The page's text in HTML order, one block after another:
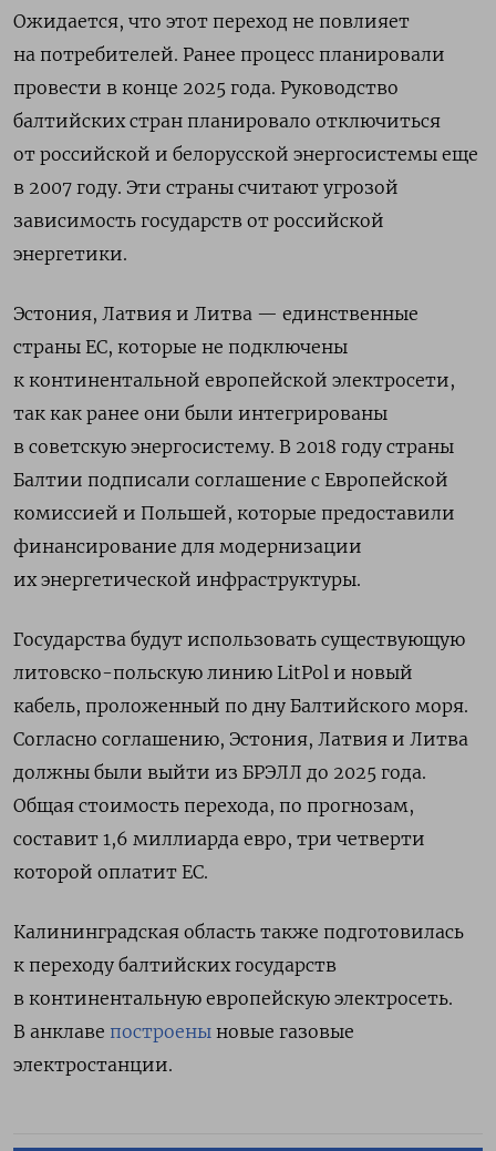
Ожидается, что этот переход не повлияет
на потребителей. Ранее процесс планировали
провести в конце 2025 года. Руководство
балтийских стран планировало отключиться
от российской и белорусской энергосистемы еще
в 2007 году. Эти страны считают угрозой
зависимость государств от российской
энергетики.
Эстония, Латвия и Литва — единственные
страны ЕС, которые не подключены
к континентальной европейской электросети,
так как ранее они были интегрированы
в советскую энергосистему. В 2018 году страны
Балтии подписали соглашение с Европейской
комиссией и Польшей, которые предоставили
финансирование для модернизации
их энергетической инфраструктуры.
Государства будут использовать существующую
литовско-польскую линию LitPol и новый
кабель, проложенный по дну Балтийского моря.
Согласно соглашению, Эстония, Латвия и Литва
должны были выйти из БРЭЛЛ до 2025 года.
Общая стоимость перехода, по прогнозам,
составит 1,6 миллиарда евро, три четверти
которой оплатит ЕС.
Калининградская область также подготовилась
к переходу балтийских государств
в континентальную европейскую электросеть.
В анклаве построены новые газовые
электростанции.